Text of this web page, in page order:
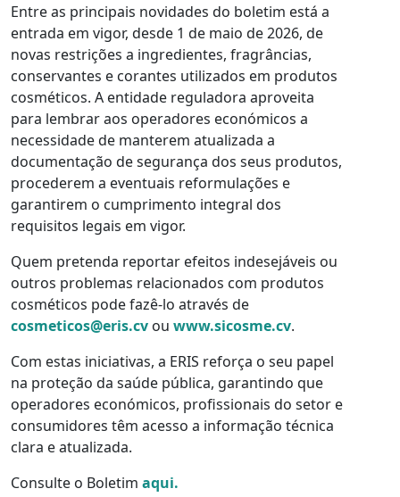
Entre as principais novidades do boletim está a
entrada em vigor, desde 1 de maio de 2026, de
novas restrições a ingredientes, fragrâncias,
conservantes e corantes utilizados em produtos
cosméticos. A entidade reguladora aproveita
para lembrar aos operadores económicos a
necessidade de manterem atualizada a
documentação de segurança dos seus produtos,
procederem a eventuais reformulações e
garantirem o cumprimento integral dos
requisitos legais em vigor.
Quem pretenda reportar efeitos indesejáveis ou
outros problemas relacionados com produtos
cosméticos pode fazê-lo através de
cosmeticos@eris.cv ou www.sicosme.cv.
Com estas iniciativas, a ERIS reforça o seu papel
na proteção da saúde pública, garantindo que
operadores económicos, profissionais do setor e
consumidores têm acesso a informação técnica
clara e atualizada.
Consulte o Boletim aqui.